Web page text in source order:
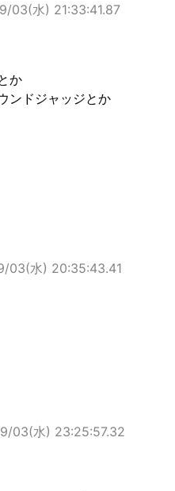
03(水) 21:33:41.87
か
ンドジャッジとか
03(水) 20:35:43.41
03(水) 23:25:57.32